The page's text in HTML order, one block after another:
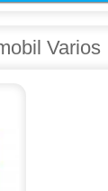
Varios